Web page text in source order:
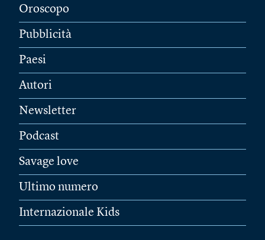
Oroscopo
Pubblicità
Paesi
Autori
Newsletter
Podcast
Savage love
Ultimo numero
Internazionale Kids